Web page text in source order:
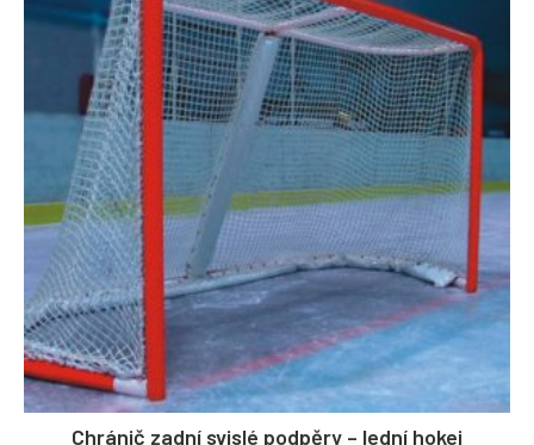
Chránič zadní svislé podpěry – lední hokej